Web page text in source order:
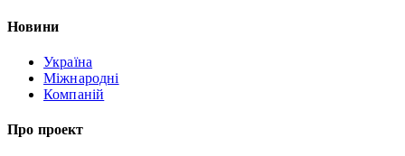
Новини
Україна
Міжнародні
Компаній
Про проект